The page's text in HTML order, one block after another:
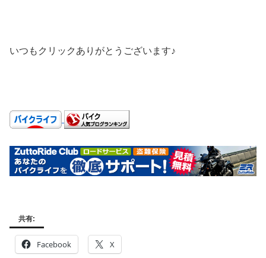
いつもクリックありがとうございます♪
共有:
Facebook X